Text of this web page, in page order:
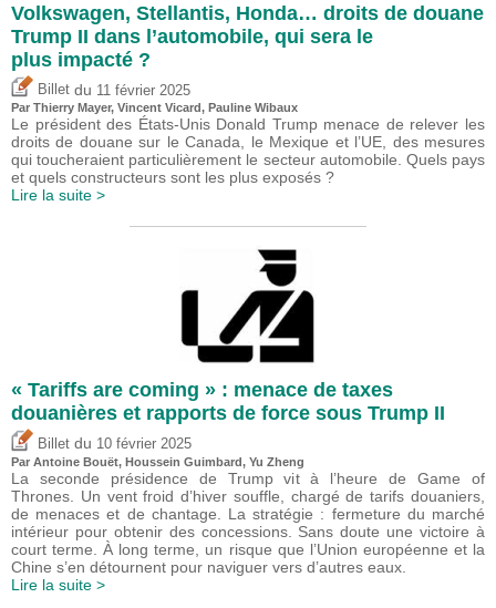
Volkswagen, Stellantis, Honda… droits de douane
Trump II dans l’automobile, qui sera le
plus impacté ?
Billet du 11 février 2025
Par Thierry Mayer, Vincent Vicard, Pauline Wibaux
Le président des États-Unis Donald Trump menace de relever les
droits de douane sur le Canada, le Mexique et l’UE, des mesures
qui toucheraient particulièrement le secteur automobile. Quels pays
et quels constructeurs sont les plus exposés ?
Lire la suite >
« Tariffs are coming » : menace de taxes
douanières et rapports de force sous Trump II
Billet du 10 février 2025
Par Antoine Bouët, Houssein Guimbard, Yu Zheng
La seconde présidence de Trump vit à l’heure de Game of
Thrones. Un vent froid d’hiver souffle, chargé de tarifs douaniers,
de menaces et de chantage. La stratégie : fermeture du marché
intérieur pour obtenir des concessions. Sans doute une victoire à
court terme. À long terme, un risque que l’Union européenne et la
Chine s’en détournent pour naviguer vers d’autres eaux.
Lire la suite >